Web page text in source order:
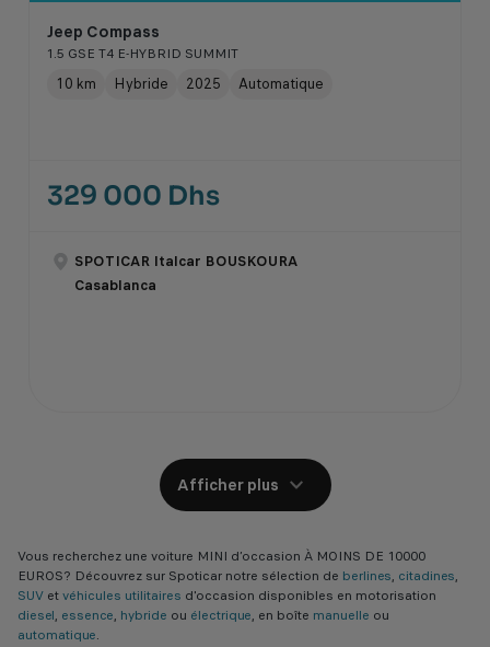
Jeep Compass
1.5 GSE T4 E-HYBRID SUMMIT
10 km Hybride 2025 Automatique
329 000 Dhs
SPOTICAR Italcar BOUSKOURA
Casablanca
Afficher plus
Vous recherchez une voiture MINI d’occasion À MOINS DE 10000
EUROS? Découvrez sur Spoticar notre sélection de berlines, citadines,
SUV etvéhicules utilitaires d'occasion disponibles en motorisation
diesel, essence, hybride ou électrique, en boîte manuelle ou
automatique.